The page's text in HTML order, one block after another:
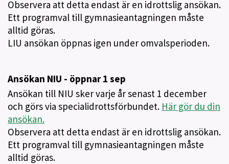
Observera att detta endast är en idrottslig ansökan.
Ett programval till gymnasieantagningen måste
alltid göras.
LIU ansökan öppnas igen under omvalsperioden.
Ansökan NIU - öppnar 1 sep
Ansökan till NIU sker varje år senast 1 december
och görs via specialidrottsförbundet. Här gör du din
ansökan.
Observera att detta endast är en idrottslig ansökan.
Ett programval till gymnasieantagningen måste
alltid göras.